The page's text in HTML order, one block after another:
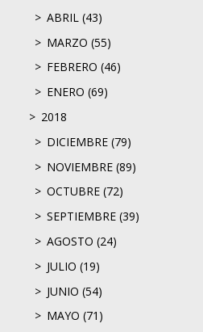
ABRIL (43)
MARZO (55)
FEBRERO (46)
ENERO (69)
2018
DICIEMBRE (79)
NOVIEMBRE (89)
OCTUBRE (72)
SEPTIEMBRE (39)
AGOSTO (24)
JULIO (19)
JUNIO (54)
MAYO (71)